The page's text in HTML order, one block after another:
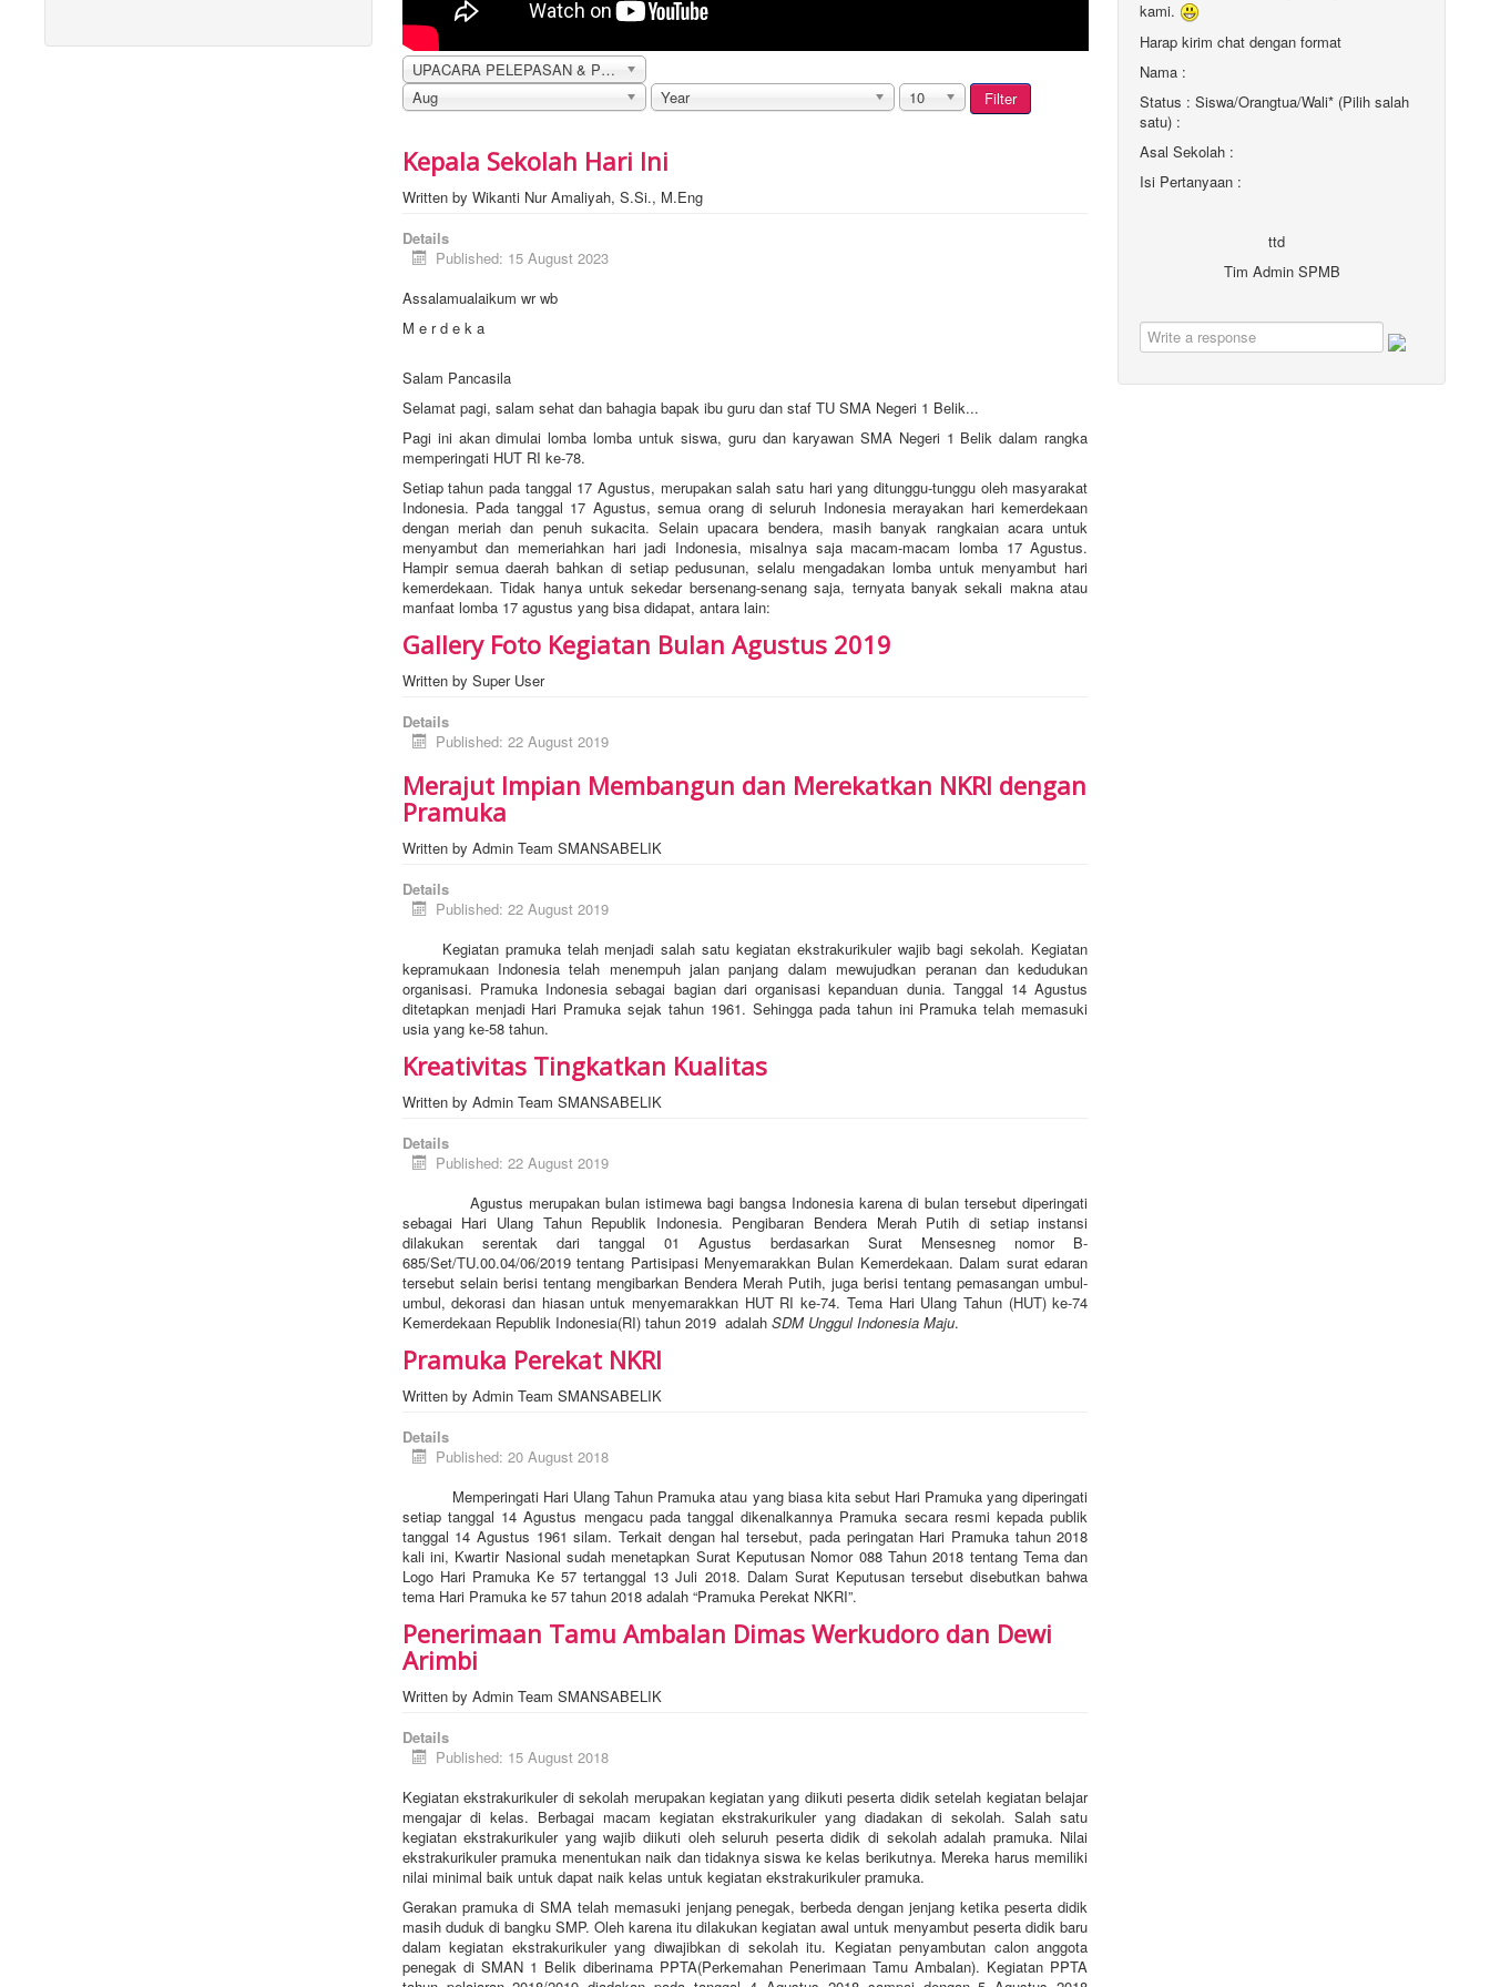
UPACARA PELEPASAN & PENYERAHAN DOKUMEN KELULUSAN SISWA KELAS XII
Aug
Year 10 Filter
Kepala Sekolah Hari Ini
Written by Wikanti Nur Amaliyah, S.Si., M.Eng
Details
Published: 15 August 2023
Assalamualaikum wr wb
M e r d e k a
Salam Pancasila
Selamat pagi, salam sehat dan bahagia bapak ibu guru dan staf TU SMA Negeri 1 Belik...
Pagi ini akan dimulai lomba lomba untuk siswa, guru dan karyawan SMA Negeri 1 Belik dalam rangka
memperingati HUT RI ke-78.
Setiap tahun pada tanggal 17 Agustus, merupakan salah satu hari yang ditunggu-tunggu oleh masyarakat
Indonesia. Pada tanggal 17 Agustus, semua orang di seluruh Indonesia merayakan hari kemerdekaan
dengan meriah dan penuh sukacita. Selain upacara bendera, masih banyak rangkaian acara untuk
menyambut dan memeriahkan hari jadi Indonesia, misalnya saja macam-macam lomba 17 Agustus.
Hampir semua daerah bahkan di setiap pedusunan, selalu mengadakan lomba untuk menyambut hari
kemerdekaan. Tidak hanya untuk sekedar bersenang-senang saja, ternyata banyak sekali makna atau
manfaat lomba 17 agustus yang bisa didapat, antara lain:
Gallery Foto Kegiatan Bulan Agustus 2019
Written by Super User
Details
Published: 22 August 2019
Merajut Impian Membangun dan Merekatkan NKRI dengan
Pramuka
Written by Admin Team SMANSABELIK
Details
Published: 22 August 2019
Kegiatan pramuka telah menjadi salah satu kegiatan ekstrakurikuler wajib bagi sekolah. Kegiatan
kepramukaan Indonesia telah menempuh jalan panjang dalam mewujudkan peranan dan kedudukan
organisasi. Pramuka Indonesia sebagai bagian dari organisasi kepanduan dunia. Tanggal 14 Agustus
ditetapkan menjadi Hari Pramuka sejak tahun 1961. Sehingga pada tahun ini Pramuka telah memasuki
usia yang ke-58 tahun.
Kreativitas Tingkatkan Kualitas
Written by Admin Team SMANSABELIK
Details
Published: 22 August 2019
Agustus merupakan bulan istimewa bagi bangsa Indonesia karena di bulan tersebut diperingati
sebagai Hari Ulang Tahun Republik Indonesia. Pengibaran Bendera Merah Putih di setiap instansi
dilakukan serentak dari tanggal 01 Agustus berdasarkan Surat Mensesneg nomor B-
685/Set/TU.00.04/06/2019 tentang Partisipasi Menyemarakkan Bulan Kemerdekaan. Dalam surat edaran
tersebut selain berisi tentang mengibarkan Bendera Merah Putih, juga berisi tentang pemasangan umbul-
umbul, dekorasi dan hiasan untuk menyemarakkan HUT RI ke-74. Tema Hari Ulang Tahun (HUT) ke-74
Kemerdekaan Republik Indonesia(RI) tahun 2019 adalah SDM Unggul Indonesia Maju.
Pramuka Perekat NKRI
Written by Admin Team SMANSABELIK
Details
Published: 20 August 2018
Memperingati Hari Ulang Tahun Pramuka atau yang biasa kita sebut Hari Pramuka yang diperingati
setiap tanggal 14 Agustus mengacu pada tanggal dikenalkannya Pramuka secara resmi kepada publik
tanggal 14 Agustus 1961 silam. Terkait dengan hal tersebut, pada peringatan Hari Pramuka tahun 2018
kali ini, Kwartir Nasional sudah menetapkan Surat Keputusan Nomor 088 Tahun 2018 tentang Tema dan
Logo Hari Pramuka Ke 57 tertanggal 13 Juli 2018. Dalam Surat Keputusan tersebut disebutkan bahwa
tema Hari Pramuka ke 57 tahun 2018 adalah “Pramuka Perekat NKRI”.
Penerimaan Tamu Ambalan Dimas Werkudoro dan Dewi
Arimbi
Written by Admin Team SMANSABELIK
Details
Published: 15 August 2018
Kegiatan ekstrakurikuler di sekolah merupakan kegiatan yang diikuti peserta didik setelah kegiatan belajar
mengajar di kelas. Berbagai macam kegiatan ekstrakurikuler yang diadakan di sekolah. Salah satu
kegiatan ekstrakurikuler yang wajib diikuti oleh seluruh peserta didik di sekolah adalah pramuka. Nilai
ekstrakurikuler pramuka menentukan naik dan tidaknya siswa ke kelas berikutnya. Mereka harus memiliki
nilai minimal baik untuk dapat naik kelas untuk kegiatan ekstrakurikuler pramuka.
Gerakan pramuka di SMA telah memasuki jenjang penegak, berbeda dengan jenjang ketika peserta didik
masih duduk di bangku SMP. Oleh karena itu dilakukan kegiatan awal untuk menyambut peserta didik baru
dalam kegiatan ekstrakurikuler yang diwajibkan di sekolah itu. Kegiatan penyambutan calon anggota
penegak di SMAN 1 Belik diberinama PPTA(Perkemahan Penerimaan Tamu Ambalan). Kegiatan PPTA
kami.
Harap kirim chat dengan format
Nama :
Status : Siswa/Orangtua/Wali* (Pilih salah
satu) :
Asal Sekolah :
Isi Pertanyaan :
ttd
Tim Admin SPMB